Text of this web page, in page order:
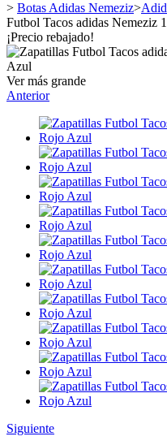
> Botas Adidas Nemeziz>
Futbol Tacos adidas Nemeziz
¡Precio rebajado!
Ver más grande
Anterior
Siguiente